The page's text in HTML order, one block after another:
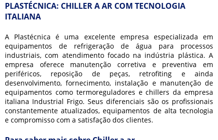
PLASTÉCNICA: CHILLER A AR COM TECNOLOGIA
ITALIANA
A Plastécnica é uma excelente empresa especializada em
equipamentos de refrigeração de água para processos
industriais, com atendimento focado na indústria plástica. A
empresa oferece manutenção corretiva e preventiva em
periféricos, reposição de peças, retrofiting e ainda
desenvolvimento, fornecimento, instalação e manutenção de
equipamentos como termoreguladores e chillers da empresa
italiana Industrial Frigo. Seus diferenciais são os profissionais
constantemente atualizados, equipamentos de alta tecnologia
e compromisso com a satisfação dos clientes.